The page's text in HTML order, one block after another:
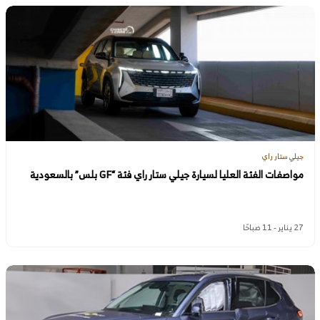
جيلي ستار راي
مواصفات الفئة العليا لسيارة جيلي ستار راي فئة “GF بلس” بالسعودية
27 يناير - 11 صباحًا